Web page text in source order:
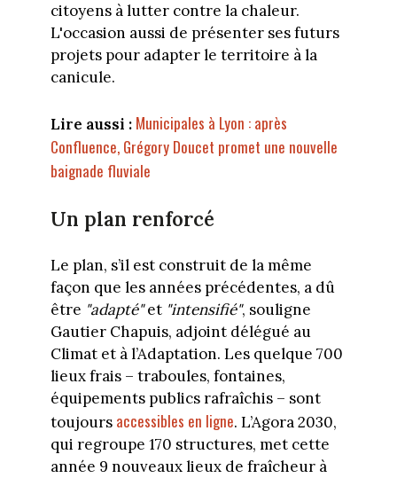
citoyens à lutter contre la chaleur.
L'occasion aussi de présenter ses futurs
projets pour adapter le territoire à la
canicule.
Lire aussi : Municipales à Lyon : après
Confluence, Grégory Doucet promet une nouvelle
baignade fluviale
Un plan renforcé
Le plan, s’il est construit de la même
façon que les années précédentes, a dû
être "adapté"et "intensifié", souligne
Gautier Chapuis, adjoint délégué au
Climat et à l’Adaptation. Les quelque 700
lieux frais – traboules, fontaines,
équipements publics rafraîchis – sont
toujours accessibles en ligne. L’Agora 2030,
qui regroupe 170 structures, met cette
année 9 nouveaux lieux de fraîcheur à